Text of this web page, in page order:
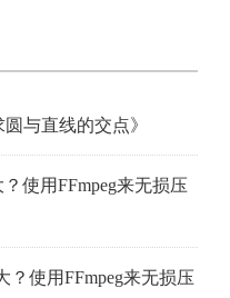
与直线的交点》
使用FFmpeg来无损压
？使用FFmpeg来无损压